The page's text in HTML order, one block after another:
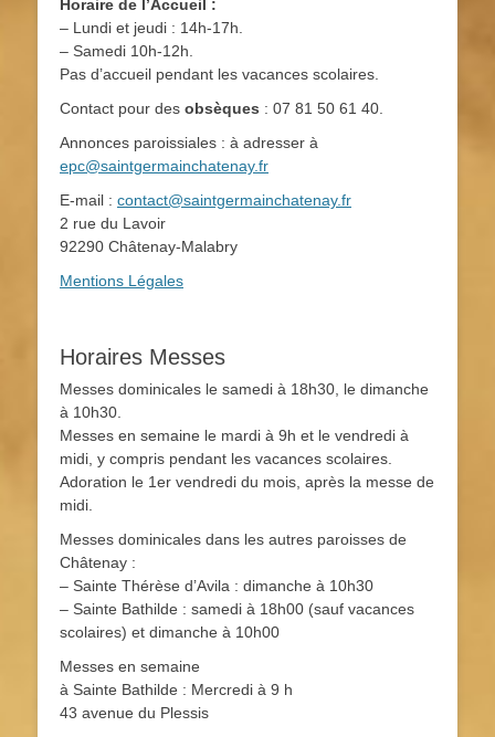
Horaire de l’Accueil :
– Lundi et jeudi : 14h-17h.
– Samedi 10h-12h.
Pas d’accueil pendant les vacances scolaires.
Contact pour des obsèques : 07 81 50 61 40.
Annonces paroissiales : à adresser à
epc@saintgermainchatenay.fr
E-mail : contact@saintgermainchatenay.fr
2 rue du Lavoir
92290 Châtenay-Malabry
Mentions Légales
Horaires Messes
Messes dominicales le samedi à 18h30, le dimanche
à 10h30.
Messes en semaine le mardi à 9h et le vendredi à
midi, y compris pendant les vacances scolaires.
Adoration le 1er vendredi du mois, après la messe de
midi.
Messes dominicales dans les autres paroisses de
Châtenay :
– Sainte Thérèse d’Avila : dimanche à 10h30
– Sainte Bathilde : samedi à 18h00 (sauf vacances
scolaires) et dimanche à 10h00
Messes en semaine
à Sainte Bathilde : Mercredi à 9 h
43 avenue du Plessis